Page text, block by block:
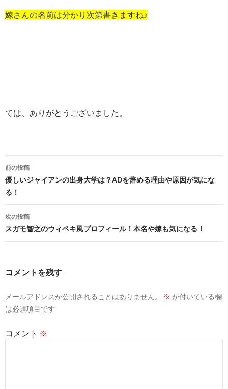
嫁さんの名前は分かり次第書きますね♪
では、ありがとうございました。
投
稿
ナ
ビ
ゲ
シ
ン
前の投稿
優しいジャイアンの出身大学は？ADを辞める理由や原因が気にな
る！
次の投稿
スガモ智之のウィペキ風プロフィール！本名や嫁も気になる！
コメントを残す
メールアドレスが公開されることはありません。 ※ が付いている欄
は必須項目です
コメント ※